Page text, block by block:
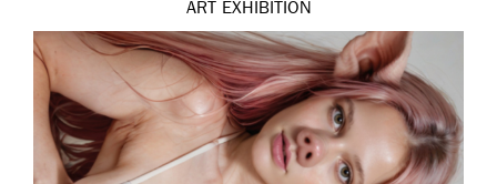
ART EXHIBITION